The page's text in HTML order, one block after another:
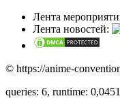
Лента
Лента новостей:
© https://anime-
queries: 6, runtime: